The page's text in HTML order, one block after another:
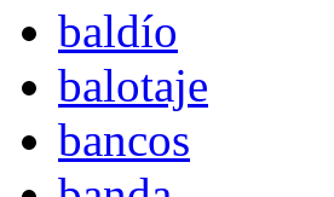
baldío
balotaje
bancos